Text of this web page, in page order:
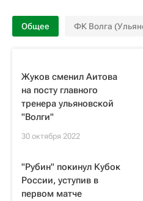
Общее ФК Волга
Жуков сменил Аитова
на посту главного
тренера ульяновской
"Волги"
30 октября 2022
"Рубин" покинул Кубок
России, уступив в
первом матче